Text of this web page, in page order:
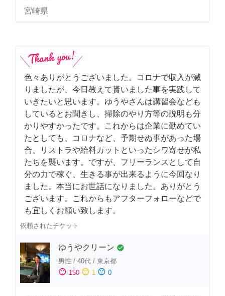
宮崎県
色々ありがとうございました。コロナで収入が減
りましたが、今日教えて貰いました事を実践して
いきたいと思います。ゆうやさんは講習会なども
しているとお聞きし、掃除のやり方等の説明も分
かりやすかったです。これからは企業に勤めてい
たとしても、コロナなど、予期せぬ事があった場
合、リストラや給料カットといったシワ寄せが私
たちを襲います。ですが、フリーランスとして自
分の力で稼ぐ、生きる事が出来るように今回なり
ました。本当にお世話になりました。ありがとう
ございます。これからもアフターフォローなどで
も宜しくお願い致します。
依頼されたチケット
ゆうやクリーン check_circle
男性 / 40代 / 東京都
sentiment_satisfied 150 sentiment_neutral 1 sentiment_dissatisfied 0